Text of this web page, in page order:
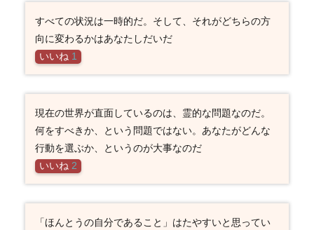
すべての状況は一時的だ。そして、それがどちらの方
向に変わるかはあなたしだいだ
いいね 1
現在の世界が直面しているのは、霊的な問題なのだ。
何をすべきか、という問題ではない。あなたがどんな
行動を選ぶか、というのが大事なのだ
いいね 2
「ほんとうの自分であること」はたやすいと思ってい